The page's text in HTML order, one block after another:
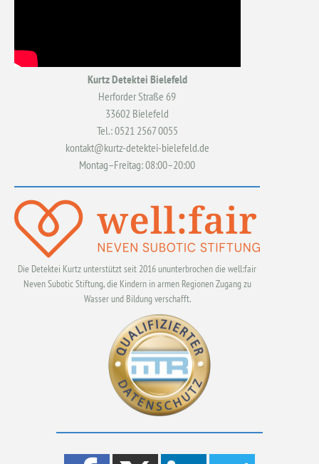
Kurtz Detektei Bielefeld
Herforder Straße 69
33602 Bielefeld
Tel.: 0521 2567 0055
kontakt@kurtz-detektei-bielefeld.de
Montag–Freitag: 08:00–20:00
Die Detektei Kurtz unterstützt seit 2016 ununterbrochen die well:fair
Neven Subotic Stiftung, die Kindern in armen Regionen Zugang zu
Wasser und Bildung verschafft.